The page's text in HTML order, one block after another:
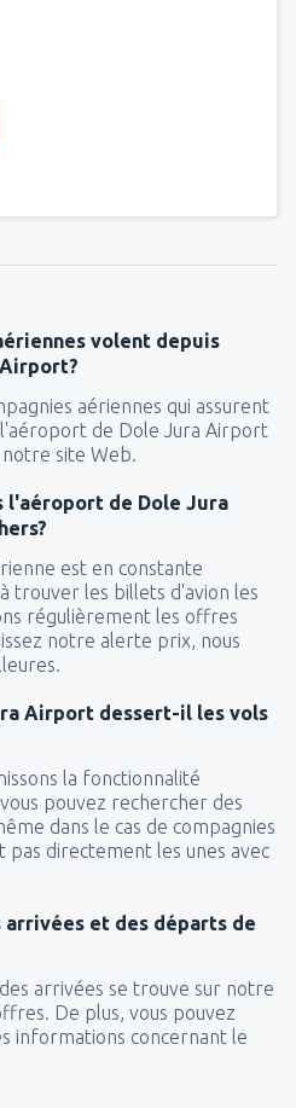
volent depuis
aériennes qui assurent
l'aéroport de Dole Jura Airport
site Web.
l'aéroport de Dole Jura
est en constante
trouver les billets d'avion les
régulièrement les offres
notre alerte prix, nous
Airport dessert-il les vols
la fonctionnalité
pouvez rechercher des
dans le cas de compagnies
pas directement les unes avec
et des départs de
arrivées se trouve sur notre
De plus, vous pouvez
informations concernant le